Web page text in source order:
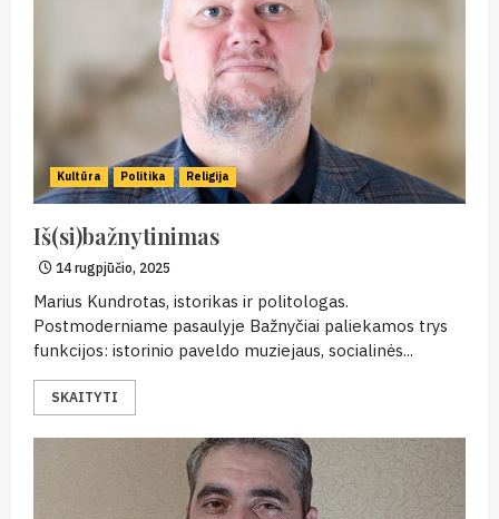
Kultūra Politika Religija
Iš(si)bažnytinimas
14 rugpjūčio, 2025
Marius Kundrotas, istorikas ir politologas.
Postmoderniame pasaulyje Bažnyčiai paliekamos trys
funkcijos: istorinio paveldo muziejaus, socialinės...
SKAITYTI